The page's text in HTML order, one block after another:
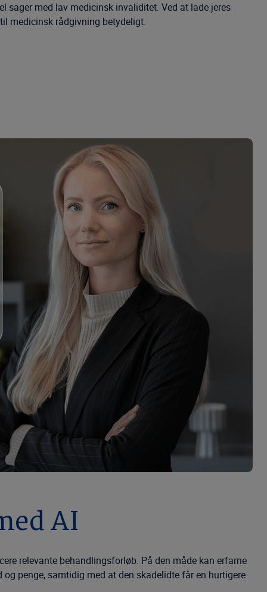
sager med lav medicinsk invaliditet. Ved at lade jeres
medicinsk rådgivning betydeligt.
AI
relevante behandlingsforløb. På den måde kan erfarne
penge, samtidig med at den skadelidte får en hurtigere